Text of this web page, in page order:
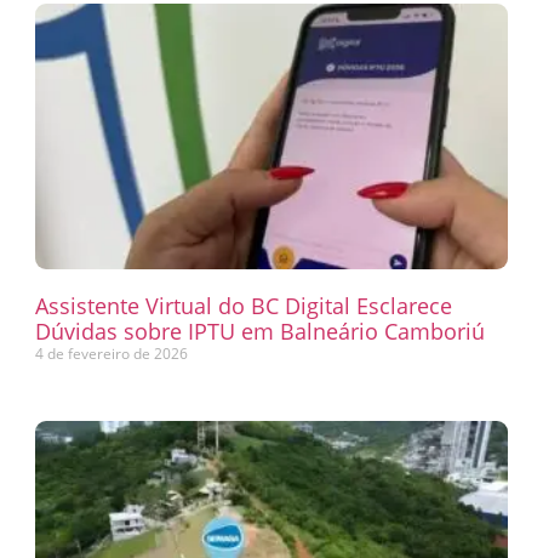
Assistente Virtual do BC Digital Esclarece
Dúvidas sobre IPTU em Balneário Camboriú
4 de fevereiro de 2026